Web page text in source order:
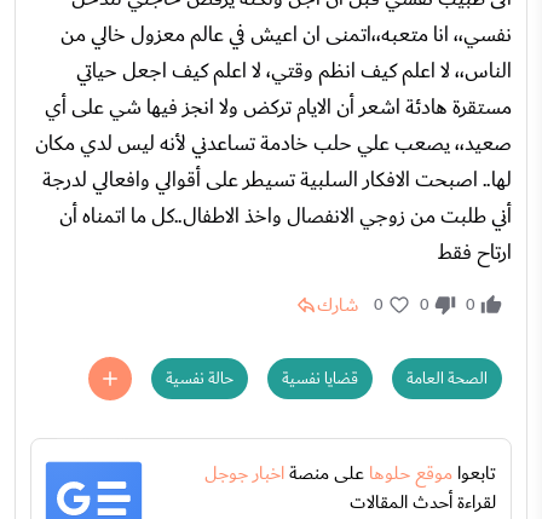
نفسي،، انا متعبه،،اتمنى ان اعيش في عالم معزول خالي من
الناس،، لا اعلم كيف انظم وقتي، لا اعلم كيف اجعل حياتي
مستقرة هادئة اشعر أن الايام تركض ولا انجز فيها شي على أي
صعيد،، يصعب علي حلب خادمة تساعدني لأنه ليس لدي مكان
لها.. اصبحت الافكار السلبية تسيطر على أقوالي وافعالي لدرجة
أني طلبت من زوجي الانفصال واخذ الاطفال..كل ما اتمناه أن
ارتاح فقط
0
0
0 شارك
الصحة العامة قضايا نفسية حالة نفسية
تابعواموقع حلوهاعلى منصةاخبار جوجل
لقراءة أحدث المقالات